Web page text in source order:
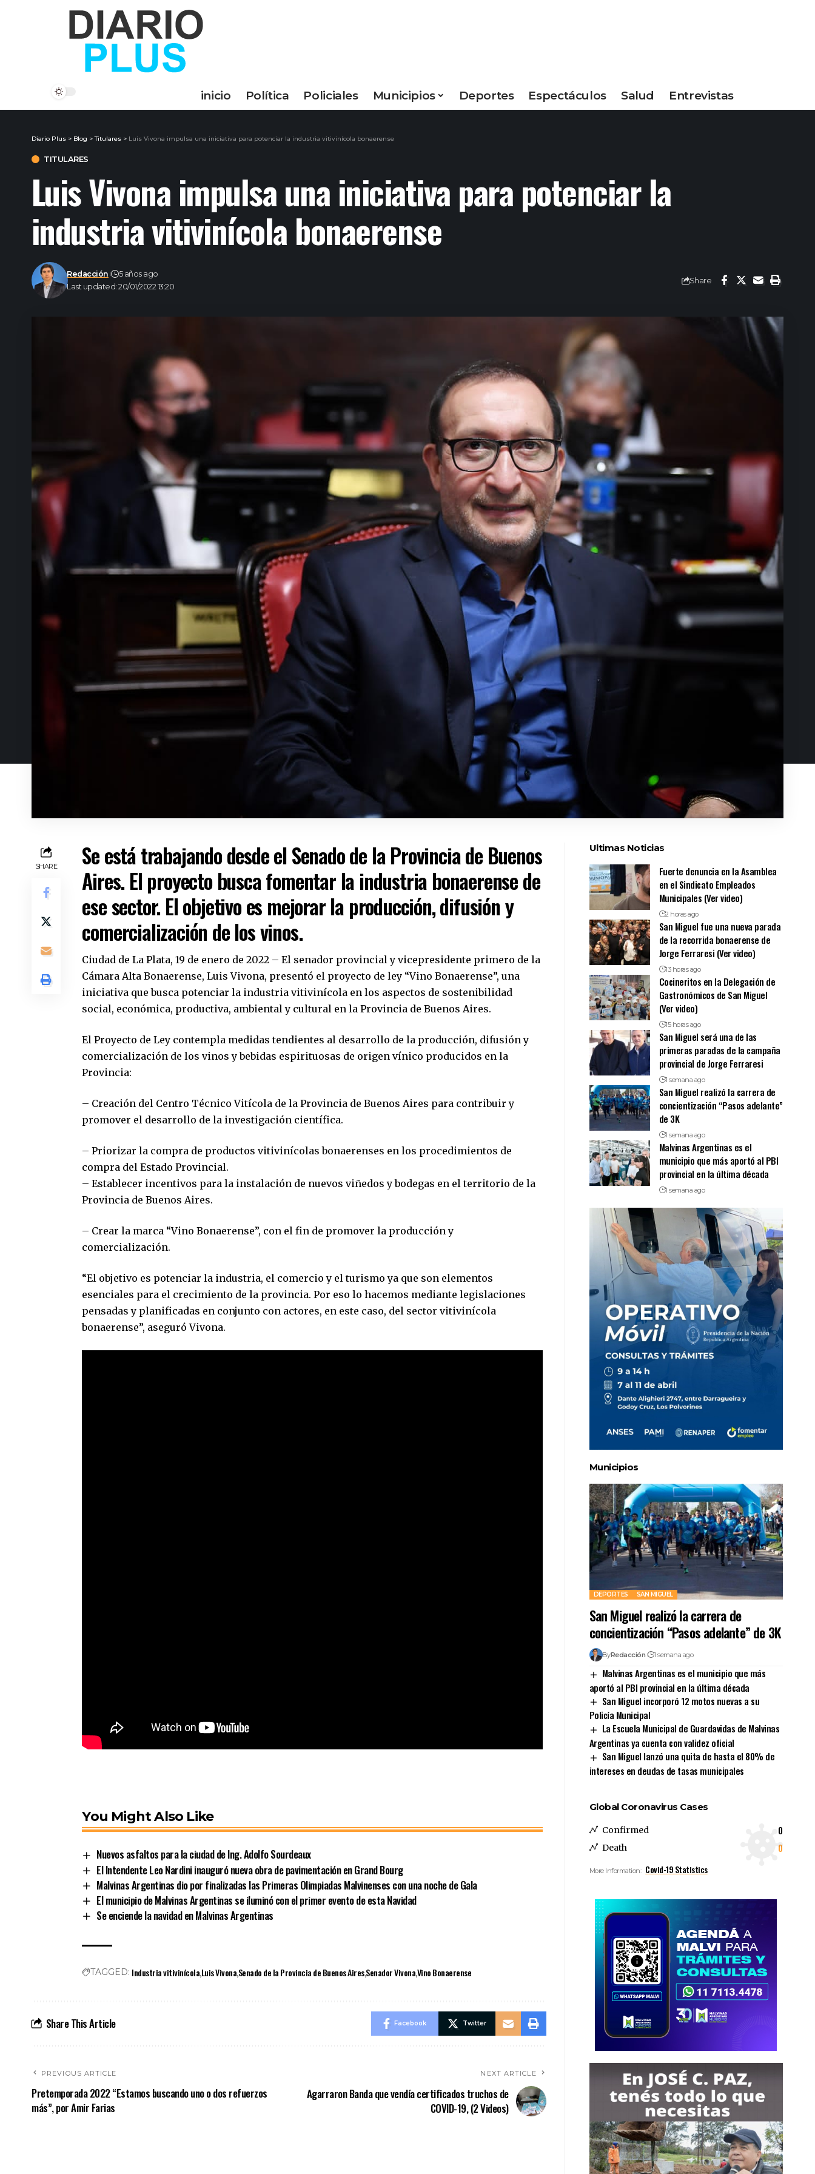
inicio Política Policiales Municipios Deportes Espectáculos Salud Entrevistas
Diario Plus > Blog >Titulares > Luis Vivona impulsa una iniciativa para potenciar la industria vitivinícola bonaerense
TITULARES
Luis Vivona impulsa una iniciativa para potenciar la
industria vitivinícola bonaerense
Last updated: 20/01/2022 13:20
Redacción 5 años ago
Share
SHARE
Se está trabajando desde el Senado de la Provincia de Buenos
Aires. El proyecto busca fomentar la industria bonaerense de
ese sector. El objetivo es mejorar la producción, difusión y
comercialización de los vinos.
Ciudad de La Plata, 19 de enero de 2022 – El senador provincial y vicepresidente primero de la
Cámara Alta Bonaerense, Luis Vivona, presentó el proyecto de ley “Vino Bonaerense”, una
iniciativa que busca potenciar la industria vitivinícola en los aspectos de sostenibilidad
social, económica, productiva, ambiental y cultural en la Provincia de Buenos Aires.
El Proyecto de Ley contempla medidas tendientes al desarrollo de la producción, difusión y
comercialización de los vinos y bebidas espirituosas de origen vínico producidos en la
Provincia:
– Creación del Centro Técnico Vitícola de la Provincia de Buenos Aires para contribuir y
promover el desarrollo de la investigación científica.
– Priorizar la compra de productos vitivinícolas bonaerenses en los procedimientos de
compra del Estado Provincial.
– Establecer incentivos para la instalación de nuevos viñedos y bodegas en el territorio de la
Provincia de Buenos Aires.
– Crear la marca “Vino Bonaerense”, con el fin de promover la producción y
comercialización.
“El objetivo es potenciar la industria, el comercio y el turismo ya que son elementos
esenciales para el crecimiento de la provincia. Por eso lo hacemos mediante legislaciones
pensadas y planificadas en conjunto con actores, en este caso, del sector vitivinícola
bonaerense”, aseguró Vivona.
You Might Also Like
Nuevos asfaltos para la ciudad de Ing. Adolfo Sourdeaux
El Intendente Leo Nardini inauguró nueva obra de pavimentación en Grand Bourg
Malvinas Argentinas dio por finalizadas las Primeras Olimpiadas Malvinenses con una noche de Gala
El municipio de Malvinas Argentinas se iluminó con el primer evento de esta Navidad
Se enciende la navidad en Malvinas Argentinas
TAGGED: Industria vitivinícolaLuis VivonaSenado de la Provincia de Buenos AiresSenador VivonaVino Bonaerense
Share This Article Facebook Twitter
PREVIOUS ARTICLE
Pretemporada 2022 “Estamos buscando uno o dos refuerzos
más”, por Amir Farias
NEXT ARTICLE
Agarraron Banda que vendía certificados truchos de
COVID-19, (2 Videos)
Ultimas Noticias
Fuerte denuncia en la Asamblea
en el Sindicato Empleados
Municipales (Ver video)
2 horas ago
San Miguel fue una nueva parada
de la recorrida bonaerense de
Jorge Ferraresi (Ver video)
13 horas ago
Cocineritos en la Delegación de
Gastronómicos de San Miguel
(Ver video)
15 horas ago
San Miguel será una de las
primeras paradas de la campaña
provincial de Jorge Ferraresi
1 semana ago
San Miguel realizó la carrera de
concientización “Pasos adelante”
de 3K
1 semana ago
Malvinas Argentinas es el
municipio que más aportó al PBI
provincial en la última década
1 semana ago
Municipios
DEPORTES SAN MIGUEL
San Miguel realizó la carrera de
concientización “Pasos adelante” de 3K
ByRedacción 1 semana ago
Malvinas Argentinas es el municipio que más
aportó al PBI provincial en la última década
San Miguel incorporó 12 motos nuevas a su
Policía Municipal
La Escuela Municipal de Guardavidas de Malvinas
Argentinas ya cuenta con validez oficial
San Miguel lanzó una quita de hasta el 80% de
intereses en deudas de tasas municipales
Global Coronavirus Cases
Confirmed 0
Death 0
More Information: Covid-19 Statistics